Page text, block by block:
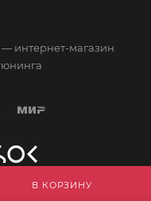
В КОРЗИНУ
интернет-магазин